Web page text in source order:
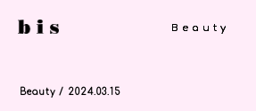
Beauty
Beauty / 2024.03.15
Beauty
Beauty